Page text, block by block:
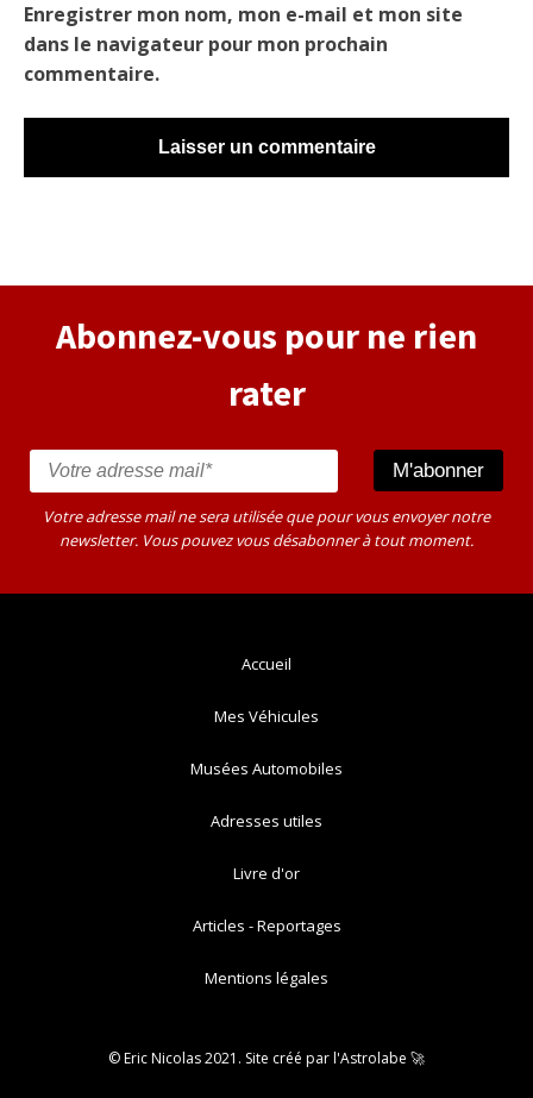
Enregistrer mon nom, mon e-mail et mon site
dans le navigateur pour mon prochain
commentaire.
Abonnez-vous pour ne rien
rater
Votre adresse mail ne sera utilisée que pour vous envoyer notre
newsletter. Vous pouvez vous désabonner à tout moment.
Accueil
Mes Véhicules
Musées Automobiles
Adresses utiles
Livre d'or
Articles - Reportages
Mentions légales
© Eric Nicolas 2021. Site créé parl'Astrolabe 🚀